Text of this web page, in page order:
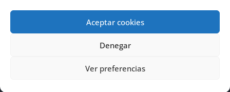
Aceptar cookies
Denegar
Ver preferencias
La Cañada te GUÍA
por ThemeGrill. Funciona con